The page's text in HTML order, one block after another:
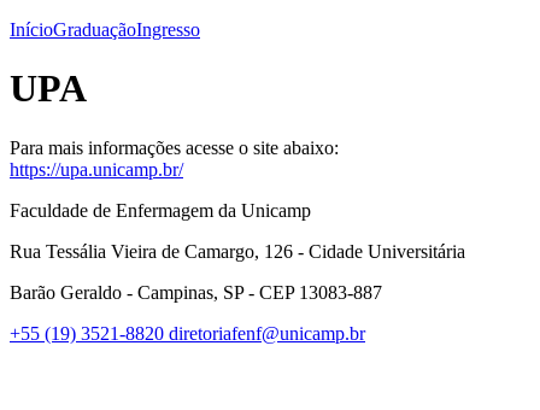
InícioGraduaçãoIngresso
UPA
Para mais informações acesse o site abaixo:
https://upa.unicamp.br/
Faculdade de Enfermagem da Unicamp
Rua Tessália Vieira de Camargo, 126 - Cidade Universitária
Barão Geraldo - Campinas, SP - CEP 13083-887
+55 (19) 3521-8820 diretoriafenf@unicamp.br